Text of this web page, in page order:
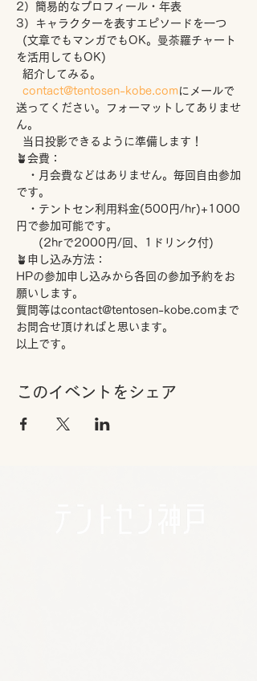
2）簡易的なプロフィール・年表
3）キャラクターを表すエピソードを一つ
(文章でもマンガでもOK。曼荼羅チャート
を活用してもOK)
contact@tentosen-kobe.com にメールで
送ってください。フォーマットしてありませ
ん。
当日投影できるように準備します！
🪴会費：
・月会費などはありません。毎回自由参加
です。
・テントセン利用料金(500円/hr)+1000
円で参加可能です。
(2hrで2000円/回、1ドリンク付)
🪴申し込み方法：
HPの参加申し込みから各回の参加予約をお
願いします。
質問等はcontact@tentosen-kobe.comまで
お問合せ頂ければと思います。
以上です。
このイベントをシェア